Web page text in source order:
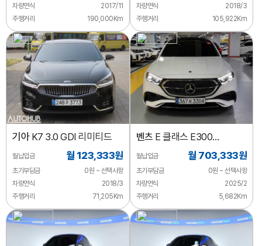
차량연식
2017/11
주행거리
190,000Km
차량연식
2018/3
주행거리
105,922Km
기아K7 3.0 GDI 리미티드
월납입금 월 123,333원
초기부담금
0원 ~ 선택사항
차량연식
2018/3
주행거리
71,205Km
벤츠 E 클래스 E300
4MATIC
월납입금 월 703,333원
초기부담금
0원 ~ 선택사항
차량연식
2025/2
주행거리
5,682Km